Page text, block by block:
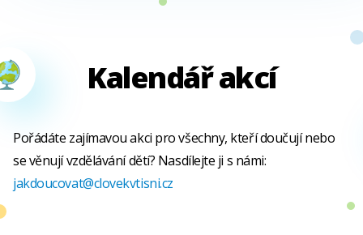
Expand
KALENDÁŘ AKCÍ
NOVINKY
Kalendář akcí
Pořádáte zajímavou akci pro všechny, kteří doučují nebo
se věnují vzdělávání dětí? Nasdílejte ji s námi:
jakdoucovat@clovekvtisni.cz